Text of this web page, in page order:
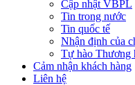
Cập nhật VBPL
Tin trong nước
Tin quốc tế
Nhận định của
Tự hào Thương
Cảm nhận khách hàng
Liên hệ